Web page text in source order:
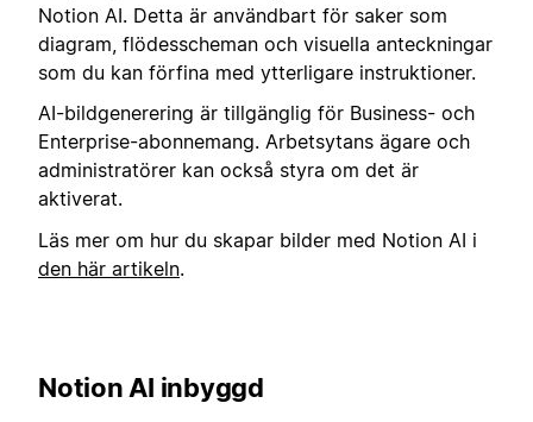
Notion AI. Detta är användbart för saker som
diagram, flödesscheman och visuella anteckningar
som du kan förfina med ytterligare instruktioner.
AI-bildgenerering är tillgänglig för Business- och
Enterprise-abonnemang. Arbetsytans ägare och
administratörer kan också styra om det är
aktiverat.
Läs mer om hur du skapar bilder med Notion AI i
den här artikeln.
Notion AI inbyggd